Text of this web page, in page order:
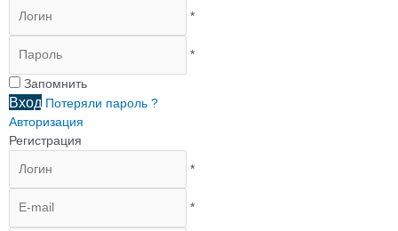
*
*
Запомнить
Вход Потеряли пароль ?
Авторизация
Регистрация
*
*